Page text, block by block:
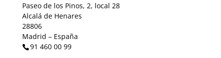
Paseo de los Pinos, 2, local 28
Alcalá de Henares
28806
Madrid – España
91 460 00 99